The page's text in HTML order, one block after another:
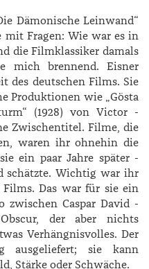
Dämonische Leinwand“
mit Fragen: Wie war es in
die Filmklassiker damals
mich brennend. ­Eisner
des deutschen Films. Sie
Produktionen wie „­Gösta
(1928) von ­Victor
Zwischentitel. Filme, die
waren ihr ohnehin die
ein paar Jahre später
schätzte. Wichtig war ihr
Das war für sie ein
zwischen ­Caspar ­David
der aber nichts
Verhängnisvolles. Der
ausgeliefert; sie kann
Stärke oder Schwäche.